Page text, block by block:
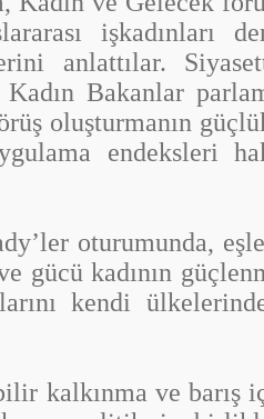
işkadınları
anlattılar.
Bakanlar
oluşturmanın
endeksleri
oturumunda,
gücü kadının
kendi
kalkınma ve barış